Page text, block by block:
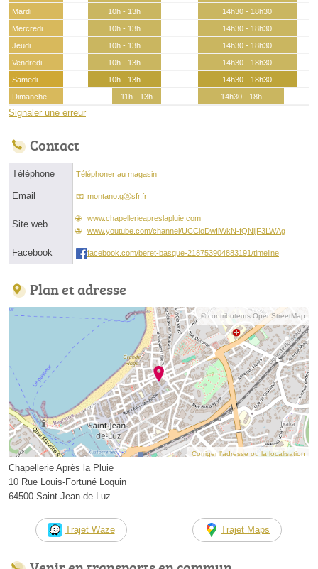
Mardi
10h - 13h
14h30 - 18h30
Mercredi
10h - 13h
14h30 - 18h30
Jeudi
10h - 13h
14h30 - 18h30
Vendredi
10h - 13h
14h30 - 18h30
Samedi
10h - 13h
14h30 - 18h30
Dimanche
11h - 13h 14h30 - 18h
Signaler une erreur
Contact
Téléphone Téléphoner au magasin
Email montano.gⓐsfr.fr
Site web
www.chapellerieapreslapluie.com
www.youtube.com/channel/UCCloDwIiWkN-fQNijF3LWAg
Facebook facebook.com/beret-basque-218753904883191/timeline
Plan et adresse
© contributeurs OpenStreetMap
Corriger l’adresse ou la localisation
Chapellerie Après la Pluie
10 Rue Louis-Fortuné Loquin
64500 Saint-Jean-de-Luz
Trajet Waze Trajet Maps